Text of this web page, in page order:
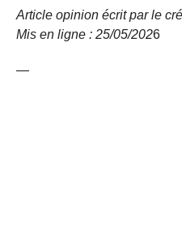
Article opinion écrit par le
Mis en ligne : 25/05/2026
—